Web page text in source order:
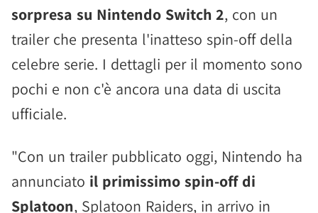
sorpresa su Nintendo Switch 2, con un
trailer che presenta l'inatteso spin-off della
celebre serie. I dettagli per il momento sono
pochi e non c'è ancora una data di uscita
ufficiale.
"Con un trailer pubblicato oggi, Nintendo ha
annunciato il primissimo spin-off di
Splatoon, Splatoon Raiders, in arrivo in